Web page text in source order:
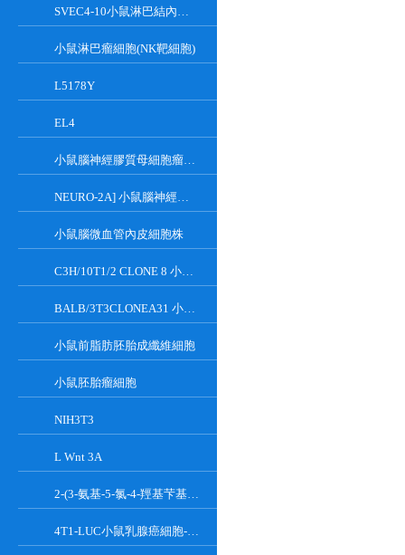
SVEC4-10小鼠淋巴結內皮細胞
小鼠淋巴瘤細胞(NK靶細胞)
L5178Y
EL4
小鼠腦神經膠質母細胞瘤瘤株
NEURO-2A] 小鼠腦神經瘤細胞
小鼠腦微血管內皮細胞株
C3H/10T1/2 CLONE 8 小鼠胚胎成纖維細胞系
BALB/3T3CLONEA31 小鼠胚胎成纖維細胞
小鼠前脂肪胚胎成纖維細胞
小鼠胚胎瘤細胞
NIH3T3
L Wnt 3A
2-(3-氨基-5-氯-4-羥基芐基)-1H-異吲哚-1,3(2H)-二酮
4T1-LUC小鼠乳腺癌細胞-熒光素酶標記